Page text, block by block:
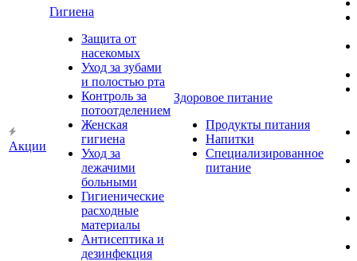
Акции
Гигиена
Защита от
насекомых
Уход за зубами
и полостью рта
Контроль за
потоотделением
Женская
гигиена
Уход за
лежачими
больными
Гигиенические
расходные
материалы
Антисептика и
дезинфекция
Здоровое питание
Продукты питания
Напитки
Специализированное
питание